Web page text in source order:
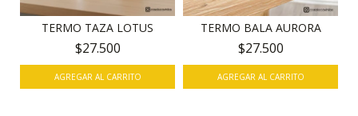
TERMO TAZA LOTUS
$27.500
TERMO BALA AURORA
$27.500
AGREGAR AL CARRITO